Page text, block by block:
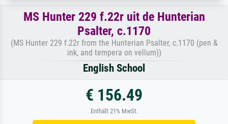
MS Hunter 229 f.22r uit de Hunterian
Psalter, c.1170
(MS Hunter 229 f.22r from the Hunterian Psalter, c.1170 (pen &
ink, and tempera on vellum))
English School
€ 156.49
Enthält 21% MwSt.